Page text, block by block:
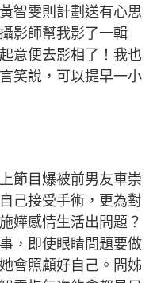
智雯則計劃送有心思
影師幫我影了一輯
意便去影相了！我也
笑說，可以提早一小
節目爆被前男友車崇
己接受手術，更為對
嬅感情生活出問題？
，即使眼睛問題要做
會照顧好自己。問姊